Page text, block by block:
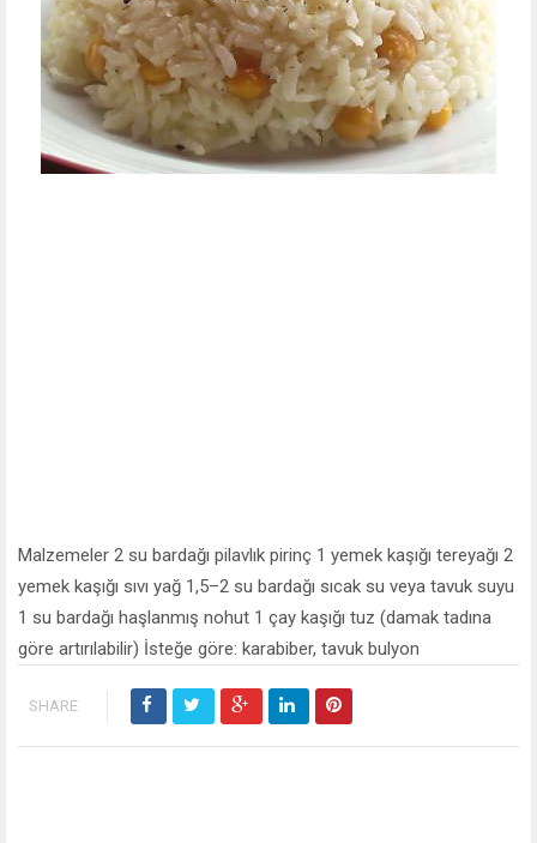
Malzemeler 2 su bardağı pilavlık pirinç 1 yemek kaşığı tereyağı 2
yemek kaşığı sıvı yağ 1,5–2 su bardağı sıcak su veya tavuk suyu
1 su bardağı haşlanmış nohut 1 çay kaşığı tuz (damak tadına
göre artırılabilir) İsteğe göre: karabiber, tavuk bulyon
SHARE